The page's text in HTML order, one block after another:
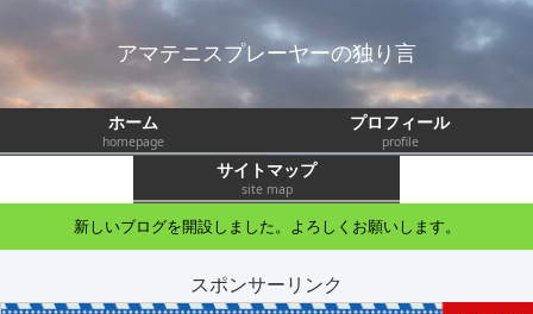
アマテニスプレーヤーの独り言
ホーム
homepage
プロフィール
profile
サイトマップ
site map
新しいブログを開設しました。よろしくお願いします。
スポンサーリンク